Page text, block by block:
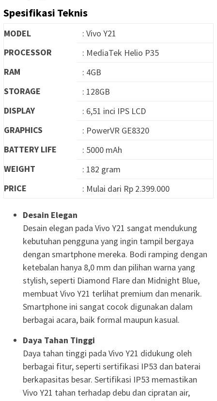
Spesifikasi Teknis
MODEL
: Vivo Y21
PROCESSOR
: MediaTek Helio P35
RAM
: 4GB
STORAGE
: 128GB
DISPLAY
: 6,51 inci IPS LCD
GRAPHICS
: PowerVR GE8320
BATTERY LIFE
: 5000 mAh
WEIGHT
: 182 gram
PRICE
: Mulai dari Rp 2.399.000
Desain Elegan
Desain elegan pada Vivo Y21 sangat mendukung
kebutuhan pengguna yang ingin tampil bergaya
dengan smartphone mereka. Bodi ramping dengan
ketebalan hanya 8,0 mm dan pilihan warna yang
stylish, seperti Diamond Flare dan Midnight Blue,
membuat Vivo Y21 terlihat premium dan menarik.
Smartphone ini sangat cocok digunakan dalam
berbagai acara, baik formal maupun kasual.
Daya Tahan Tinggi
Daya tahan tinggi pada Vivo Y21 didukung oleh
berbagai fitur, seperti sertifikasi IP53 dan baterai
berkapasitas besar. Sertifikasi IP53 memastikan
Vivo Y21 tahan terhadap debu dan cipratan air,